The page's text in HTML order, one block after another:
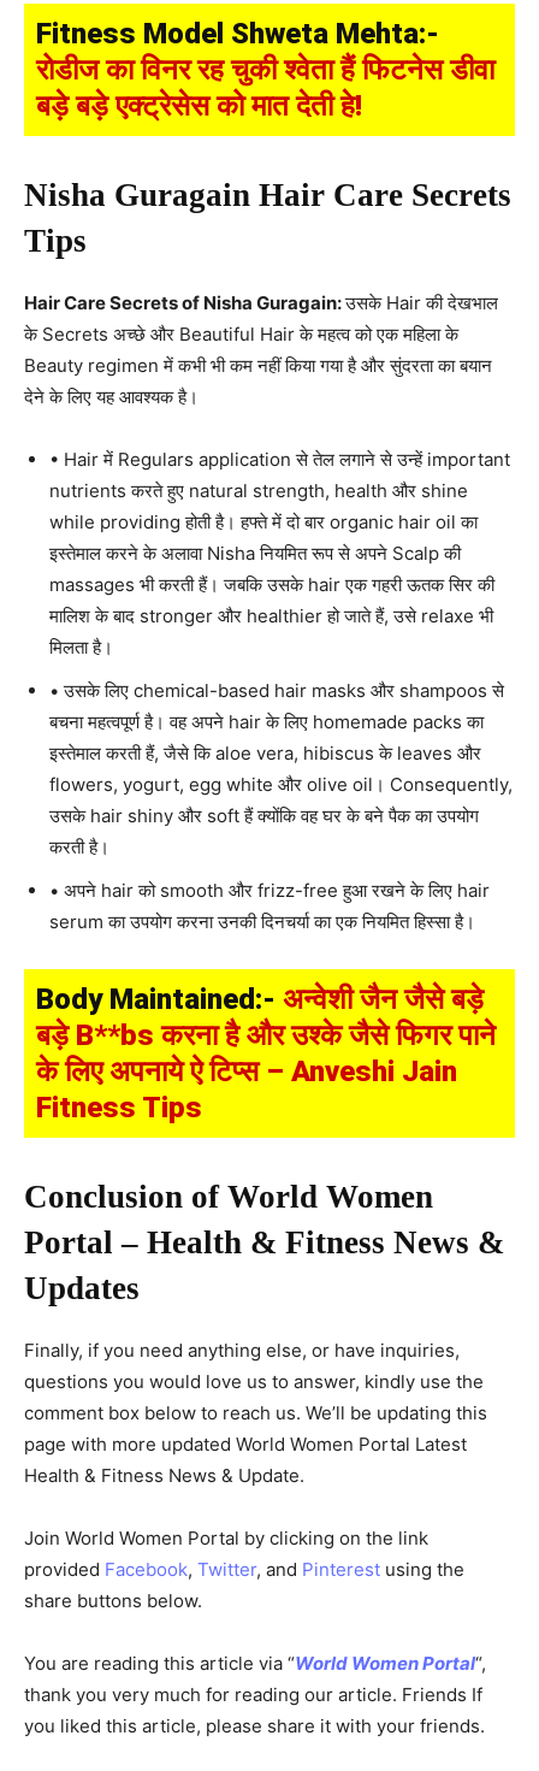
Fitness Model Shweta Mehta:-
रोडीज का विनर रह चुकी श्वेता हैं फिटनेस डीवा
बड़े बड़े एक्ट्रेसेस को मात देती हे!
Nisha Guragain Hair Care Secrets
Tips
Hair Care Secrets of Nisha Guragain:उसके Hair की देखभाल
के Secrets अच्छे और Beautiful Hair के महत्व को एक महिला के
Beauty regimen में कभी भी कम नहीं किया गया है और सुंदरता का बयान
देने के लिए यह आवश्यक है।
• Hair में Regulars application से तेल लगाने से उन्हें important
nutrients करते हुए natural strength, health और shine
while providing होती है। हफ्ते में दो बार organic hair oil का
इस्तेमाल करने के अलावा Nisha नियमित रूप से अपने Scalp की
massages भी करती हैं। जबकि उसके hair एक गहरी ऊतक सिर की
मालिश के बाद stronger और healthier हो जाते हैं, उसे relaxe भी
मिलता है।
• उसके लिए chemical-based hair masks और shampoos से
बचना महत्वपूर्ण है। वह अपने hair के लिए homemade packs का
इस्तेमाल करती हैं, जैसे कि aloe vera, hibiscus के leaves और
flowers, yogurt, egg white और olive oil। Consequently,
उसके hair shiny और soft हैं क्योंकि वह घर के बने पैक का उपयोग
करती है।
• अपने hair को smooth और frizz-free हुआ रखने के लिए hair
serum का उपयोग करना उनकी दिनचर्या का एक नियमित हिस्सा है।
Body Maintained:- अन्वेशी जैन जैसे बड़े
बड़े B**bs करना है और उश्के जैसे फिगर पाने
के लिए अपनाये ऐ टिप्स – Anveshi Jain
Fitness Tips
Conclusion of World Women
Portal – Health & Fitness News &
Updates
Finally, if you need anything else, or have inquiries,
questions you would love us to answer, kindly use the
comment box below to reach us. We’ll be updating this
page with more updated World Women Portal Latest
Health & Fitness News & Update.
Join World Women Portal by clicking on the link
provided Facebook, Twitter, and Pinterest using the
share buttons below.
You are reading this article via “World Women Portal“,
thank you very much for reading our article. Friends If
you liked this article, please share it with your friends.